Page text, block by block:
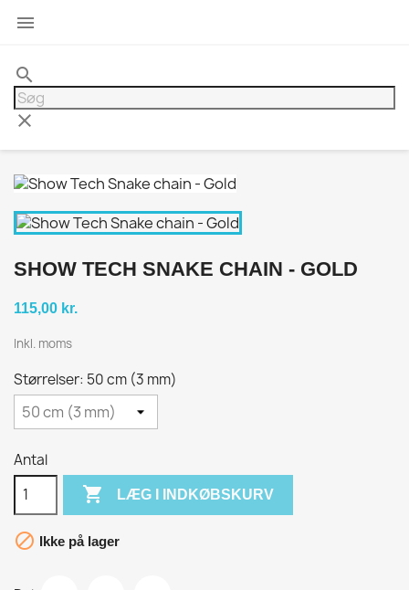

search
clear
SHOW TECH SNAKE CHAIN - GOLD
115,00 kr.
Inkl. moms
Størrelser: 50 cm (3 mm)
Antal
 LÆG I INDKØBSKURV
 Ikke på lager